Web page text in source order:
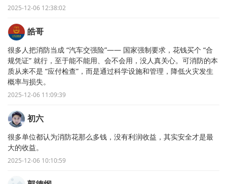
2025-12-06 12:38:02
皓哥
很多人把消防当成 “汽车交强险”—— 国家强制要求，花钱买个 “合
规凭证” 就行，至于能不能用、会不会用，没人真关心。可消防的本
质从来不是 “应付检查”，而是通过科学设施和管理，降低火灾发生
概率与损失。
2025-12-06 11:09:39
初六
很多单位都认为消防花那么多钱，没有利润收益，其实安全才是最
大的收益。
2025-12-06 10:10:59